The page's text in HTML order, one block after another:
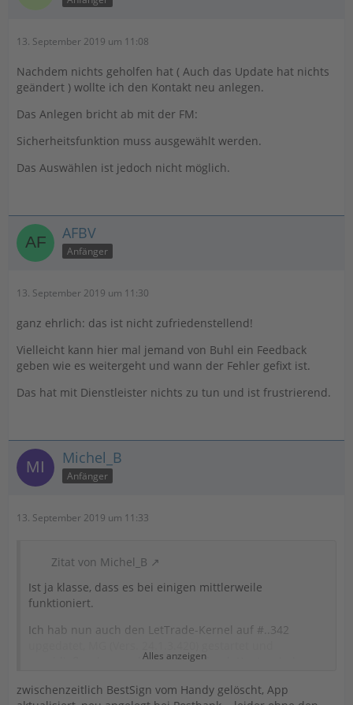
Sicherung zurückgespielt, in der mein Postbank Konto
13. September 2019 um 11:08
Nachdem nichts geholfen hat ( Auch das Update hat nichts
geändert ) wollte ich den Kontakt neu anlegen.
Das Anlegen bricht ab mit der FM:
Sicherheitsfunktion muss ausgewählt werden.
Das Auswählen ist jedoch nicht möglich.
AFBV
Anfänger
13. September 2019 um 11:30
ganz ehrlich: das ist nicht zufriedenstellend!
Vielleicht kann hier mal jemand von Buhl ein Feedback
geben wie es weitergeht und wann der Fehler gefixt ist.
Das hat mit Dienstleister nichts zu tun und ist frustrierend.
Michel_B
Anfänger
13. September 2019 um 11:33
Zitat von Michel_B
Ist ja klasse, dass es bei einigen mittlerweile
funktioniert.
Ich hab nun auch den LetTrade-Kernel auf #..342
anschließend versucht, mein Postbank-Konto wieder
Alles anzeigen
zwischenzeitlich BestSign vom Handy gelöscht, App